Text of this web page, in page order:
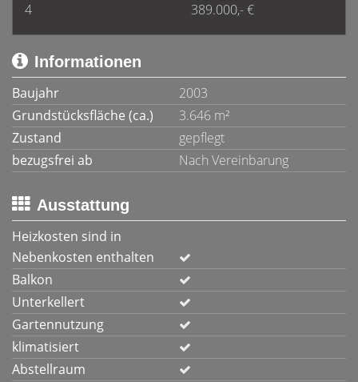
4
389.000,- €
Informationen
Baujahr
2003
Grundstücksfläche (ca.)
3.646 m²
Zustand
gepflegt
bezugsfrei ab
Nach Vereinbarung
Ausstattung
Heizkosten sind in
Nebenkosten enthalten
Balkon
Unterkellert
Gartennutzung
klimatisiert
Abstellraum